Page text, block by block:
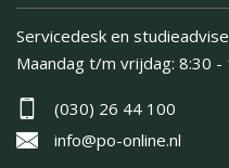
Servicedesk en
Maandag t/m vrijdag: 8:30 -
(030) 26 44 100
info@po-online.nl